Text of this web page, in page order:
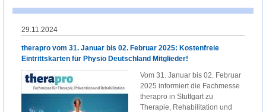
29.11.2024
therapro vom 31. Januar bis 02. Februar 2025: Kostenfreie
Eintrittskarten für Physio Deutschland Mitglieder!
Vom 31. Januar bis 02. Februar
2025 informiert die Fachmesse
therapro in Stuttgart zu
Therapie, Rehabilitation und